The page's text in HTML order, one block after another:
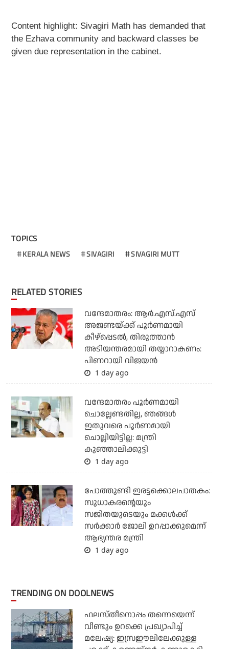
Content highlight: Sivagiri Math has demanded that
the Ezhava community and backward classes be
given due representation in the cabinet.
TOPICS
KERALA NEWS SIVAGIRI SIVAGIRI MUTT
RELATED STORIES
വന്ദേമാതരം: ആര്‍.എസ്.എസ്
അജണ്ടയ്ക്ക് പൂര്‍ണമായി
കീഴ്‌പ്പെടല്‍, തിരുത്താന്‍
അടിയന്തരമായി തയ്യാറാകണം:
പിണറായി വിജയന്‍
1 day ago
വന്ദേമാതരം പൂര്‍ണമായി
ചൊല്ലേണ്ടതില്ല, ഞങ്ങള്‍
ഇതുവരെ പൂര്‍ണമായി
ചൊല്ലിയിട്ടില്ല: മന്ത്രി
കുഞ്ഞാലിക്കുട്ടി
1 day ago
പോത്തുണ്ടി ഇരട്ടക്കൊലപാതകം:
സുധാകരന്റെയും
സജിതയുടെയും മക്കള്‍ക്ക്
സര്‍ക്കാര്‍ ജോലി ഉറപ്പാക്കുമെന്ന്
ആഭ്യന്തര മന്ത്രി
1 day ago
TRENDING ON DOOLNEWS
ഫലസ്തീനൊപ്പം തന്നെയെന്ന്
വീണ്ടും ഉറക്കെ പ്രഖ്യാപിച്ച്
മലേഷ്യ: ഇസ്രഈലിലേക്കുള്ള